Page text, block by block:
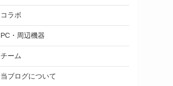
コラボ
PC・周辺機器
チーム
当ブログについて